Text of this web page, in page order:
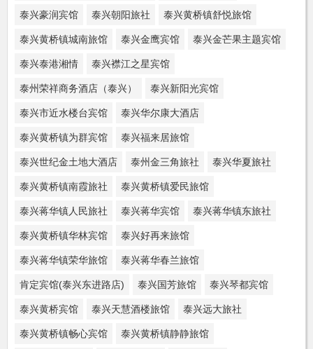
泰兴豪润宾馆 泰兴朝阳旅社 泰兴黄桥镇舒悦旅馆
泰兴黄桥镇城南旅馆 泰兴金鹰宾馆 泰兴金芒果主题宾馆
泰兴泰港湘情 泰兴襟江之星宾馆
泰州荣祥商务酒店（泰兴） 泰兴新阳光宾馆
泰兴市近水楼台宾馆 泰兴华尔康大酒店
泰兴黄桥镇为群宾馆 泰兴福来居旅馆
泰兴世纪金土地大酒店 泰州金三角旅社 泰兴华夏旅社
泰兴黄桥镇南霞旅社 泰兴黄桥镇爱民旅馆
泰兴蒋华镇人民旅社 泰兴蒋华宾馆 泰兴蒋华镇东旅社
泰兴黄桥镇华林宾馆 泰兴好再来旅馆
泰兴蒋华镇荣华旅馆 泰兴蒋华春兰旅馆
肯定宾馆(泰兴东进路店) 泰兴国芳旅馆 泰兴琴都宾馆
泰兴黄桥宾馆 泰兴天慧酒楼旅馆 泰兴远大旅社
泰兴黄桥镇畅心宾馆 泰兴黄桥镇静静旅馆